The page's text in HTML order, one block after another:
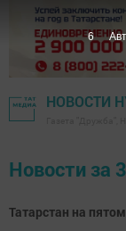
НОВОСТИ
Новости за
Татарстан на
5